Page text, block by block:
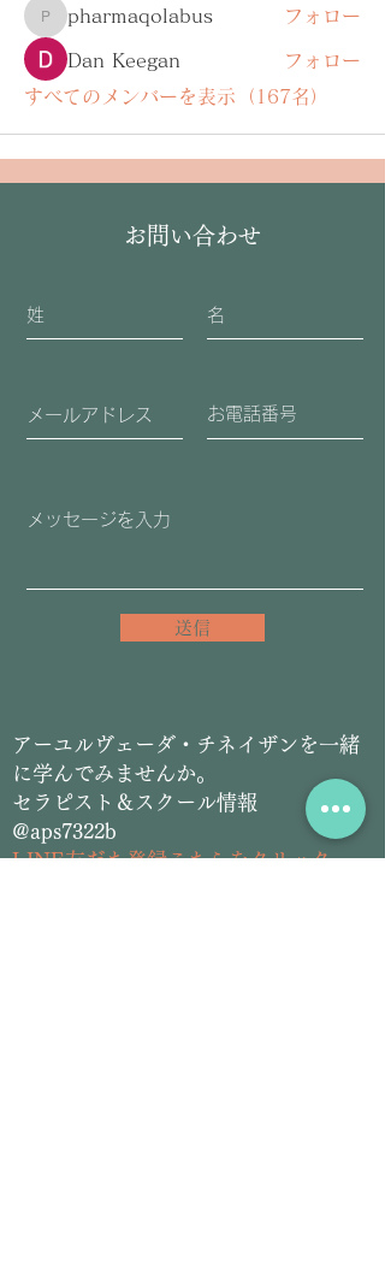
pharmaqolabus
pharmaqolabus フォロー
Dan Keegan
フォロー
すべてのメンバーを表示（167名）
お問い合わせ
送信
​アーユルヴェーダ・チネイザンを一緒
に学んでみませんか。
セラピスト＆スクール情報
@aps7322b
LINE友だち登録こちらをクリック